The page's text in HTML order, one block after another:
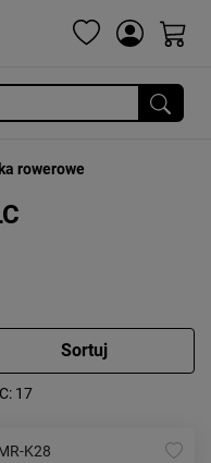
rowerowe
od najwyższej
: 17